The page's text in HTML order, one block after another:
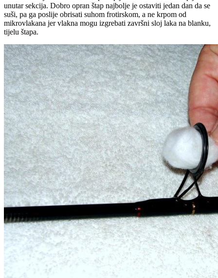
unutar sekcija. Dobro opran štap najbolje je ostaviti jedan dan da se
suši, pa ga poslije obrisati suhom frotirskom, a ne krpom od
mikrovlakana jer vlakna mogu izgrebati završni sloj laka na blanku,
tijelu štapa.